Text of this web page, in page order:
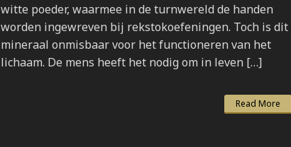
witte poeder, waarmee in de turnwereld de handen
worden ingewreven bij rekstokoefeningen. Toch is dit
mineraal onmisbaar voor het functioneren van het
lichaam. De mens heeft het nodig om in leven […]
Read More